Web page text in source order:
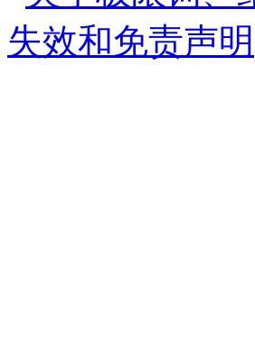
失效和免责声明